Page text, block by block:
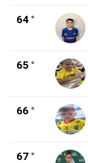
64 °
65 °
66 °
67 °